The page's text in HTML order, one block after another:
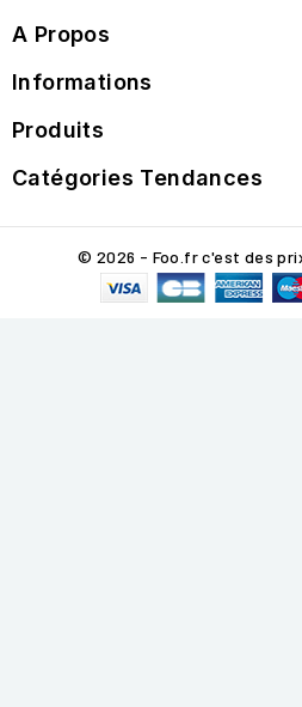
A Propos
Informations
Produits
Catégories Tendances
© 2026 - Foo.fr c'est des